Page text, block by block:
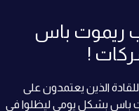
ريموت باس
!
الذين يعتمدون على
باس بشكل يومي ليظلوا في